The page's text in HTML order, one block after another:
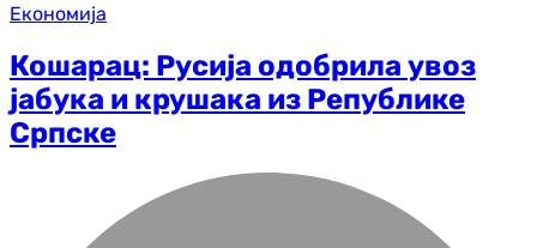
Економија
Кошарац: Русија одобрила увоз
јабука и крушака из Републике
Српске